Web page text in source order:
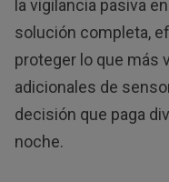
la vigilancia pasiva
solución completa,
proteger lo que más
adicionales de
decisión que paga
noche.